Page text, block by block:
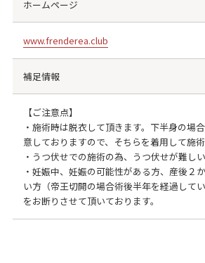
ホームページ
www.frenderea.club
補足情報
【ご注意点】
・施術時は脱衣して頂きます。下半身の場
意しておりますので、そちらを着用して施術
・うつ伏せでの施術の為、うつ伏せが難し
・妊娠中、妊娠の可能性がある方、産後２
い方（帝王切開の場合術後半年を経過して
をお断りさせて頂いております。